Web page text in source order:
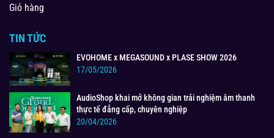
Giỏ hàng
TIN TỨC
EVOHOME x MEGASOUND x PLASE SHOW 2026
17/05/2026
AudioShop khai mở không gian trải nghiệm âm thanh
thực tế đẳng cấp, chuyên nghiệp
20/04/2026